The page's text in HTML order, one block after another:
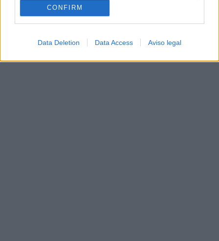
CONFIRM
Data Deletion Data Access Aviso legal